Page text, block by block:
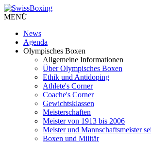
MENÜ
News
Agenda
Olympisches Boxen
Allgemeine Informationen
Über Olympisches Boxen
Ethik und Antidoping
Athlete's Corner
Coache's Corner
Gewichtsklassen
Meisterschaften
Meister von 1913 bis 2006
Meister und Mannschaftsmeister
Boxen und Militär